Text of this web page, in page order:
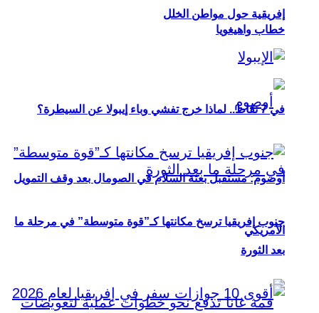
خطاب واهيغويا
أوصوم: مستقبل بعثة السلام في الصومال بعد وقف التمويل
الأمريكي
إفريقية حول مواطن الخلل
في 7 نقاط.. لماذا خرج تفشي وباء إيبولا عن السيطرة؟
جنوب إفريقيا ترسخ مكانتها كـ”قوة متوسطة” في مرحلة ما
بعد الثورة